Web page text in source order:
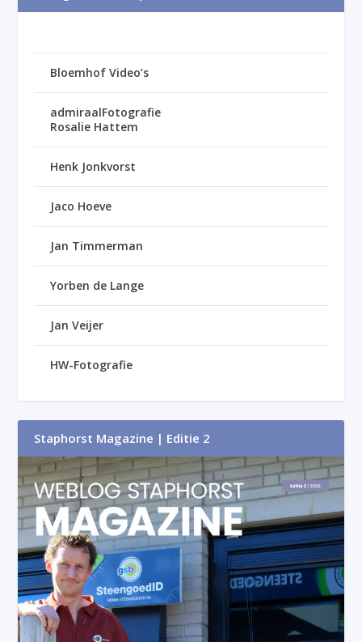
Bloemhof Video’s
admiraalFotografie
Rosalie Hattem
Henk Jonkvorst
Jaco Hoeve
Jan Timmerman
Yorben de Lange
Jan Veijer
HW-Fotografie
Staphorst Magazine | Editie 2